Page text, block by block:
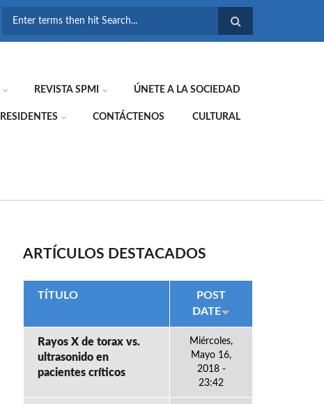
REVISTA SPMI ÚNETE A LA SOCIEDAD
RESIDENTES CONTÁCTENOS CULTURAL
ARTÍCULOS DESTACADOS
TÍTULO
POST
DATE
Rayos X de torax vs.
ultrasonido en
pacientes críticos
Miércoles,
Mayo 16,
2018 -
23:42